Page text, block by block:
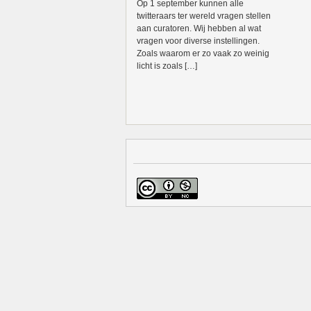
Op 1 september kunnen alle
twitteraars ter wereld vragen stellen
aan curatoren. Wij hebben al wat
vragen voor diverse instellingen.
Zoals waarom er zo vaak zo weinig
licht is zoals […]